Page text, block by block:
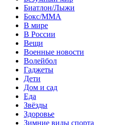
Биатлон/Лыжи
Бокс/MMA
В мире
В России
Вещи
Военные новости
Волейбол
Гаджеты
Дети
Дом и сад
Еда
Звёзды
Здоровье
Зимние виды спорта